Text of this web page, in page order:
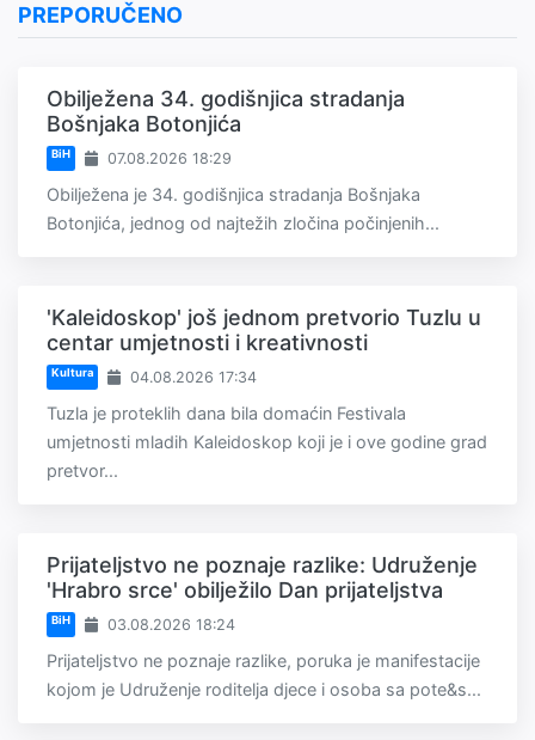
PREPORUČENO
Obilježena 34. godišnjica stradanja
Bošnjaka Botonjića
BiH 07.08.2026 18:29
Obilježena je 34. godišnjica stradanja Bošnjaka
Botonjića, jednog od najtežih zločina počinjenih...
'Kaleidoskop' još jednom pretvorio Tuzlu u
centar umjetnosti i kreativnosti
Kultura 04.08.2026 17:34
Tuzla je proteklih dana bila domaćin Festivala
umjetnosti mladih Kaleidoskop koji je i ove godine grad
pretvor...
Prijateljstvo ne poznaje razlike: Udruženje
'Hrabro srce' obilježilo Dan prijateljstva
BiH 03.08.2026 18:24
Prijateljstvo ne poznaje razlike, poruka je manifestacije
kojom je Udruženje roditelja djece i osoba sa pote&s...